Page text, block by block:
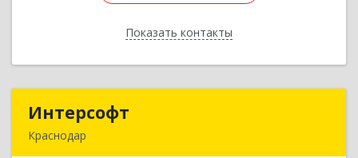
Показать контакты
Назад
Интерсофт
Краснодар